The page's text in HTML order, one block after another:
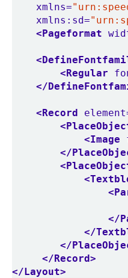
xmlns=
xmlns:sd=
<Pageformat
<Regular
</
<Record
<Image
</
</
</
</
</Record>
</Layout>